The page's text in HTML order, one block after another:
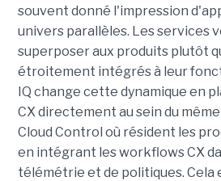
souvent donné l'impression
univers parallèles. Les services
superposer aux produits plutôt
étroitement intégrés à leur
IQ change cette dynamique en
CX directement au sein du
Cloud Control où résident les
en intégrant les workflows CX
télémétrie et de politiques. Cela